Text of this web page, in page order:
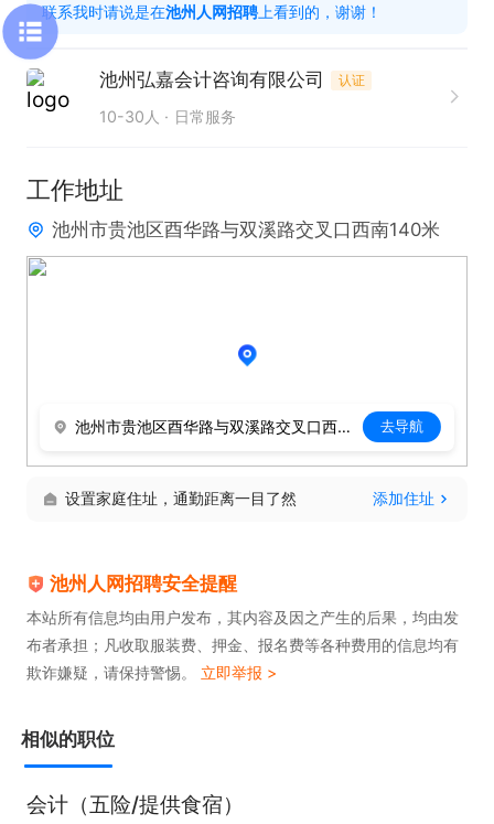
主办会计做储备。
任职要求：
1、熟练并且能够独立完成小规模纳税人的做账报税开
3、熟悉财务软件及办公软件操作。
职位福利：能力提升后可晋升主办会计，薪资同步上
调。
联系我时请说是在池州人网招聘 上看到的，谢谢！
池州弘嘉会计咨询有限公司 认证
10-30人 日常服务
工作地址
池州市贵池区酉华路与双溪路交叉口西南140米
池州市贵池区酉华路与双溪路交叉口西南140米 去导航
设置家庭住址，通勤距离一目了然 添加住址
池州人网招聘安全提醒
本站所有信息均由用户发布，其内容及因之产生的后果，均由发
布者承担；凡收取服装费、押金、报名费等各种费用的信息均有
欺诈嫌疑，请保持警惕。 立即举报 >
相似的职位
会计（五险/提供食宿）